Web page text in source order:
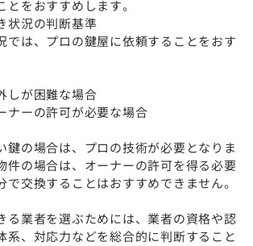
とをおすすめします。
状況の判断基準
では、プロの鍵屋に依頼することをおす
しが困難な場合
ナーの許可が必要な場合
鍵の場合は、プロの技術が必要となりま
件の場合は、オーナーの許可を得る必要
で交換することはおすすめできません。
る業者を選ぶためには、業者の資格や認
系、対応力などを総合的に判断すること